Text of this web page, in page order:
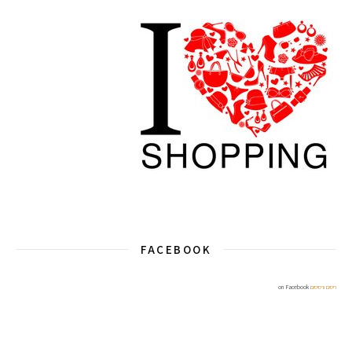
FACEBOOK
ריסים ורסיסים